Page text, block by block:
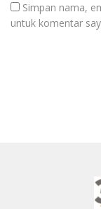
Simpan nama,
untuk komentar